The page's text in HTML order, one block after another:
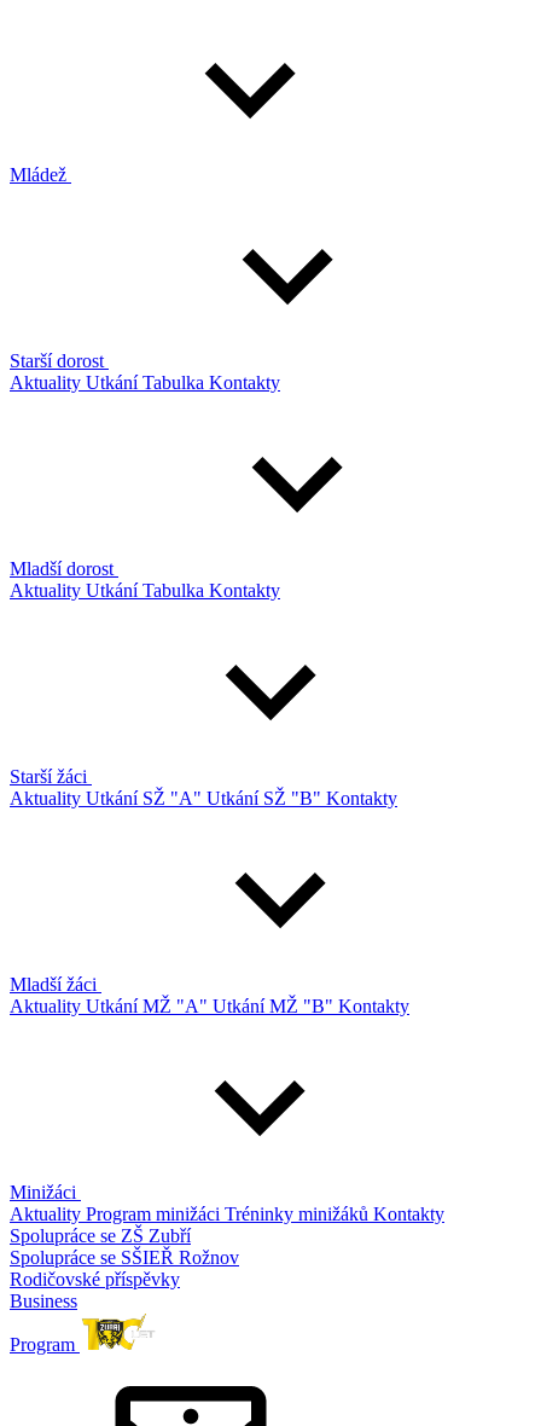
Mládež
Starší dorost
Aktuality UtkáníTabulka Kontakty
Mladší dorost
Aktuality UtkáníTabulka Kontakty
Starší žáci
Aktuality Utkání SŽ "A" Utkání SŽ "B" Kontakty
Mladší žáci
Aktuality Utkání MŽ "A" Utkání MŽ "B" Kontakty
Minižáci
Aktuality Program minižáci Tréninky minižáků Kontakty
Spolupráce se ZŠ Zubří
Spolupráce se SŠIEŘ Rožnov
Rodičovské příspěvky
Business
Program